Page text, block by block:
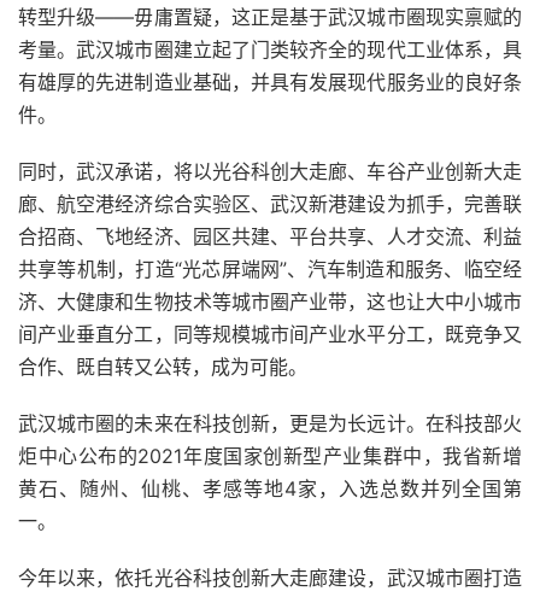
转型升级——毋庸置疑，这正是基于武汉城市圈现实禀赋的
考量。武汉城市圈建立起了门类较齐全的现代工业体系，具
有雄厚的先进制造业基础，并具有发展现代服务业的良好条
件。
同时，武汉承诺，将以光谷科创大走廊、车谷产业创新大走
廊、航空港经济综合实验区、武汉新港建设为抓手，完善联
合招商、飞地经济、园区共建、平台共享、人才交流、利益
共享等机制，打造“光芯屏端网”、汽车制造和服务、临空经
济、大健康和生物技术等城市圈产业带，这也让大中小城市
间产业垂直分工，同等规模城市间产业水平分工，既竞争又
合作、既自转又公转，成为可能。
武汉城市圈的未来在科技创新，更是为长远计。在科技部火
炬中心公布的2021年度国家创新型产业集群中，我省新增
黄石、随州、仙桃、孝感等地4家，入选总数并列全国第
一。
今年以来，依托光谷科技创新大走廊建设，武汉城市圈打造